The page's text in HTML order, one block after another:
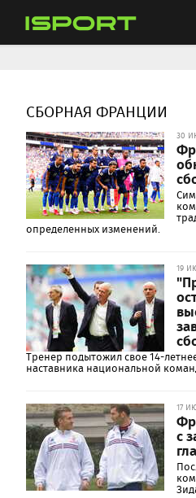
СБОРНАЯ ФРАНЦИИ
30
определенных изменений.
19
Тренер подытожил свое 14-
наставника национальной
17
с